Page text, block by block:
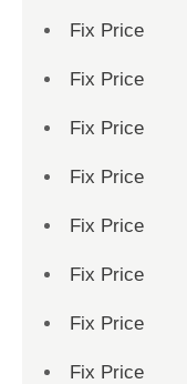
Fix Price
Fix Price
Fix Price
Fix Price
Fix Price
Fix Price
Fix Price
Fix Price